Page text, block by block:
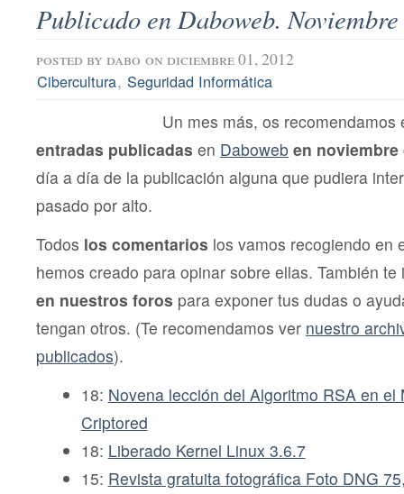
Publicado en Daboweb.
posted by dabo on diciembre 01, 2012
Cibercultura, Seguridad Informática
Un mes más, os recomendamos
entradas publicadas en Daboweb en noviembre
día a día de la publicación alguna que pudiera
pasado por alto.
Todos los comentarios los vamos recogiendo en
hemos creado para opinar sobre ellas. También
en nuestros foros para exponer tus dudas o
tengan otros. (Te recomendamos ver nuestro
publicados).
18: Novena lección del Algoritmo RSA en el
Criptored
18: Liberado Kernel Linux 3.6.7
15: Revista gratuita fotográfica Foto DNG